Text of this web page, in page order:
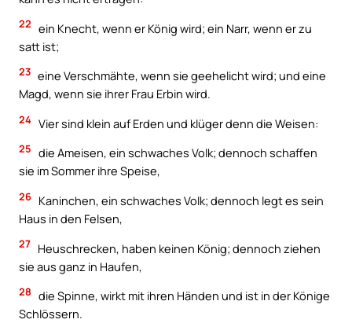
22 ein Knecht, wenn er König wird; ein Narr, wenn er zu
satt ist;
23 eine Verschmähte, wenn sie geehelicht wird; und eine
Magd, wenn sie ihrer Frau Erbin wird.
24 Vier sind klein auf Erden und klüger denn die Weisen:
25 die Ameisen, ein schwaches Volk; dennoch schaffen
sie im Sommer ihre Speise,
26 Kaninchen, ein schwaches Volk; dennoch legt es sein
Haus in den Felsen,
27 Heuschrecken, haben keinen König; dennoch ziehen
sie aus ganz in Haufen,
28 die Spinne, wirkt mit ihren Händen und ist in der Könige
Schlössern.